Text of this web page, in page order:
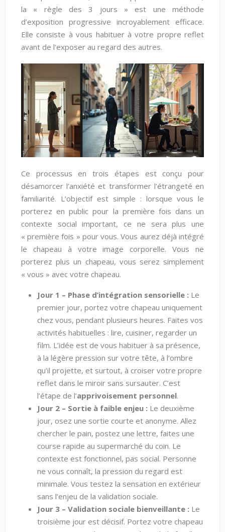
la « règle des 3 jours » est une méthode
d’exposition progressive incroyablement efficace.
Elle consiste à vous habituer à votre propre reflet
avant de l’exposer au regard des autres.
Ce processus en trois étapes est conçu pour
désamorcer l’anxiété et transformer l’étrangeté en
familiarité. L’objectif est simple : lorsque vous le
porterez en public pour la première fois dans un
contexte social important, ce ne sera plus une
« première fois » pour vous. Vous aurez déjà intégré
le chapeau à votre image corporelle. Vous ne
porterez plus un chapeau, vous serez simplement
« vous » avec votre chapeau.
Jour 1 – Phase d’intégration sensorielle : Le
premier jour, portez votre chapeau uniquement
chez vous, pendant plusieurs heures. Faites vos
activités habituelles : lire, cuisiner, regarder un
film. L’idée est de vous habituer à sa présence,
à la légère pression sur votre tête, à l’ombre
qu’il projette, et surtout, à croiser votre propre
reflet dans le miroir sans sursauter. C’est
l’étape de l’apprivoisement personnel.
Jour 2 – Sortie à faible enjeu : Le deuxième
jour, osez une sortie courte et anonyme. Allez
chercher le pain, postez une lettre, faites une
course rapide au supermarché du coin. Le
contexte est fonctionnel, pas social. Personne
ne vous connaît, la pression du regard est
minimale. Vous testez la sensation en extérieur
sans l’enjeu de la validation sociale.
Jour 3 – Validation sociale bienveillante : Le
troisième jour est décisif. Portez votre chapeau